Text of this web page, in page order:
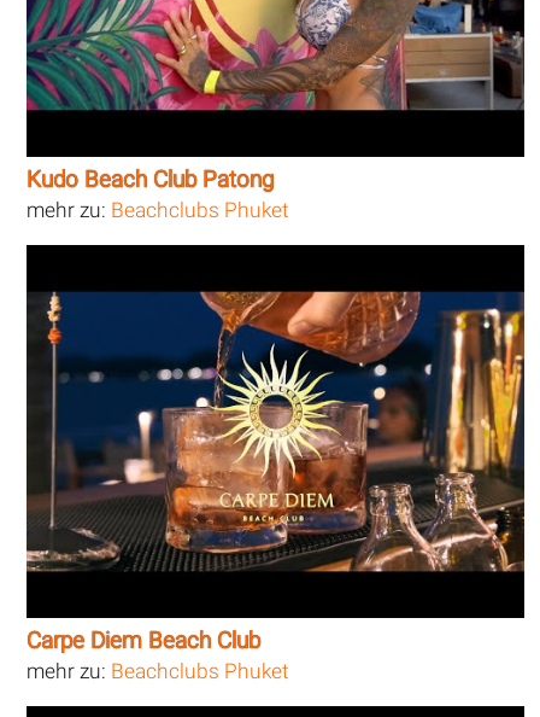
Kudo Beach Club Patong
mehr zu: Beachclubs Phuket
Carpe Diem Beach Club
mehr zu: Beachclubs Phuket